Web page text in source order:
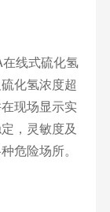
线式硫化氢
化氢浓度超
现场显示实
，灵敏度及
危险场所。